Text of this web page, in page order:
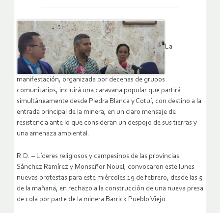
La
manifestación, organizada por decenas de grupos
comunitarios, incluirá una caravana popular que partirá
simultáneamente desde Piedra Blanca y Cotuí, con destino a la
entrada principal de la minera, en un claro mensaje de
resistencia ante lo que consideran un despojo de sus tierras y
una amenaza ambiental.
R.D. – Líderes religiosos y campesinos de las provincias
Sánchez Ramírez y Monseñor Nouel, convocaron este lunes
nuevas protestas para este miércoles 19 de febrero, desde las 5
de la mañana, en rechazo a la construcción de una nueva presa
de cola por parte de la minera Barrick Pueblo Viejo.